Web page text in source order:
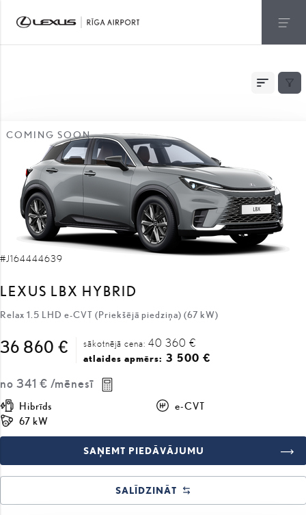
COMING SOON
#J164444639
LEXUS LBX HYBRID
Relax 1.5 LHD e-CVT (Priekšējā piedziņa) (67 kW)
36 860 € sākotnējā cena: 40 360 €
atlaides apmērs: 3 500 €
no 341 € /mēnesī
Hibrīds
e-CVT
67 kW
SAŅEMT PIEDĀVĀJUMU
SALĪDZINĀT